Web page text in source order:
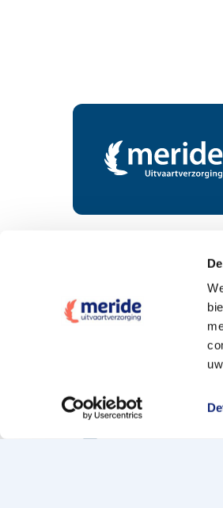
Contactgegevens en footer menu van
Wat kost een crematie
Wat kost een
Elke uitvaartpolis
Offerte aanvragen